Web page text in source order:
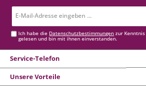
Mail-
Ich habe die Datenschutzbestimmungen zur
gelesen und bin mit ihnen einverstanden.
Service-Telefon
Unsere Vorteile